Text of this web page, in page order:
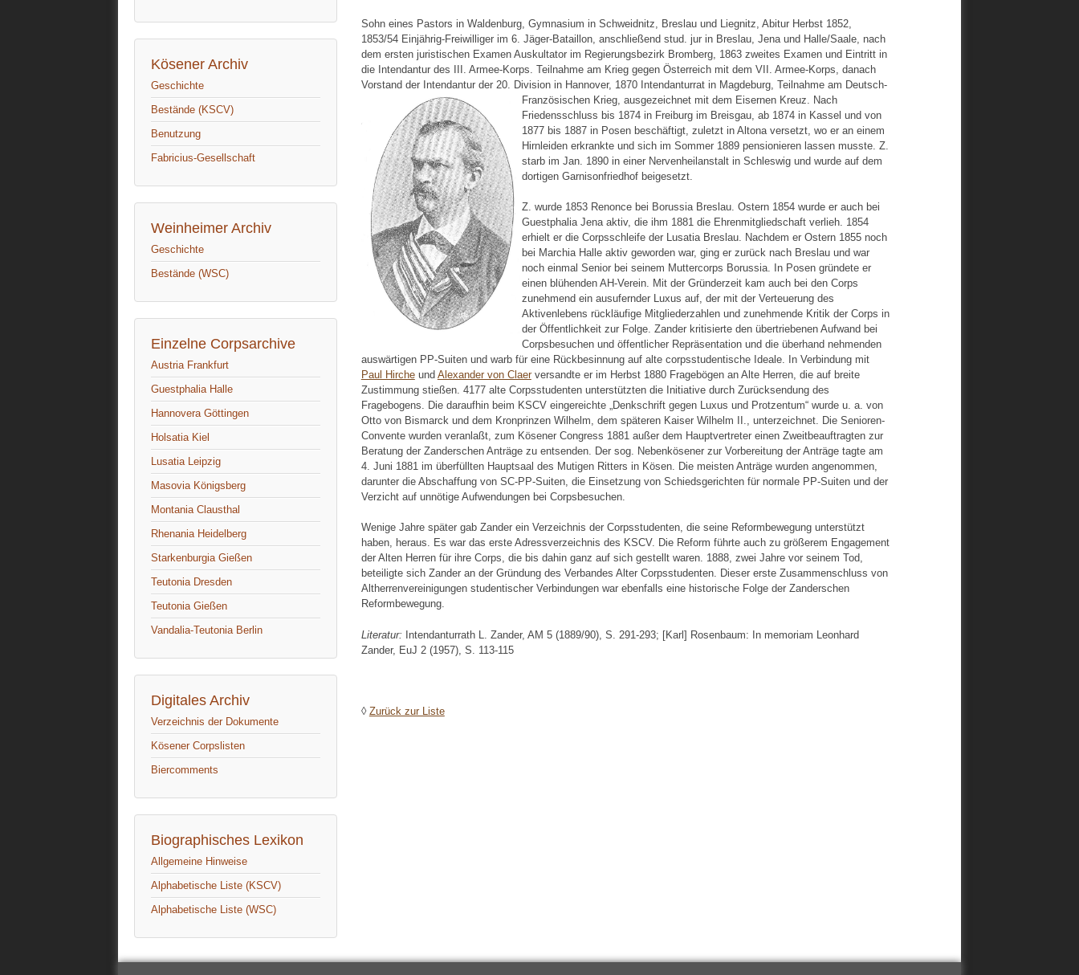
Kösener Archiv
Geschichte
Bestände (KSCV)
Benutzung
Fabricius-Gesellschaft
Weinheimer Archiv
Geschichte
Bestände (WSC)
Einzelne Corpsarchive
Austria Frankfurt
Guestphalia Halle
Hannovera Göttingen
Holsatia Kiel
Lusatia Leipzig
Masovia Königsberg
Montania Clausthal
Rhenania Heidelberg
Starkenburgia Gießen
Teutonia Dresden
Teutonia Gießen
Vandalia-Teutonia Berlin
Digitales Archiv
Verzeichnis der Dokumente
Kösener Corpslisten
Biercomments
Biographisches Lexikon
Allgemeine Hinweise
Alphabetische Liste (KSCV)
Alphabetische Liste (WSC)
Sohn eines Pastors in Waldenburg, Gymnasium in Schweidnitz, Breslau und Liegnitz, Abitur Herbst 1852,
1853/54 Einjährig-Freiwilliger im 6. Jäger-Bataillon, anschließend stud. jur in Breslau, Jena und Halle/Saale, nach
dem ersten juristischen Examen Auskultator im Regierungsbezirk Bromberg, 1863 zweites Examen und Eintritt in
die Intendantur des III. Armee-Korps. Teilnahme am Krieg gegen Österreich mit dem VII. Armee-Korps, danach
Vorstand der Intendantur der 20. Division in Hannover, 1870 Intendanturrat in Magdeburg, Teilnahme am Deutsch-
Französischen Krieg, ausgezeichnet mit dem Eisernen Kreuz. Nach
Friedensschluss bis 1874 in Freiburg im Breisgau, ab 1874 in Kassel und von
1877 bis 1887 in Posen beschäftigt, zuletzt in Altona versetzt, wo er an einem
Hirnleiden erkrankte und sich im Sommer 1889 pensionieren lassen musste. Z.
starb im Jan. 1890 in einer Nervenheilanstalt in Schleswig und wurde auf dem
dortigen Garnisonfriedhof beigesetzt.
Z. wurde 1853 Renonce bei Borussia Breslau. Ostern 1854 wurde er auch bei
Guestphalia Jena aktiv, die ihm 1881 die Ehrenmitgliedschaft verlieh. 1854
erhielt er die Corpsschleife der Lusatia Breslau. Nachdem er Ostern 1855 noch
bei Marchia Halle aktiv geworden war, ging er zurück nach Breslau und war
noch einmal Senior bei seinem Muttercorps Borussia. In Posen gründete er
einen blühenden AH-Verein. Mit der Gründerzeit kam auch bei den Corps
zunehmend ein ausufernder Luxus auf, der mit der Verteuerung des
Aktivenlebens rückläufige Mitgliederzahlen und zunehmende Kritik der Corps in
der Öffentlichkeit zur Folge. Zander kritisierte den übertriebenen Aufwand bei
Corpsbesuchen und öffentlicher Repräsentation und die überhand nehmenden
auswärtigen PP-Suiten und warb für eine Rückbesinnung auf alte corpsstudentische Ideale. In Verbindung mit
Paul Hircheund Alexander von Claerversandte er im Herbst 1880 Fragebögen an Alte Herren, die auf breite
Zustimmung stießen. 4177 alte Corpsstudenten unterstützten die Initiative durch Zurücksendung des
Fragebogens. Die daraufhin beim KSCV eingereichte „Denkschrift gegen Luxus und Protzentum“ wurde u. a. von
Otto von Bismarck und dem Kronprinzen Wilhelm, dem späteren Kaiser Wilhelm II., unterzeichnet. Die Senioren-
Convente wurden veranlaßt, zum Kösener Congress 1881 außer dem Hauptvertreter einen Zweitbeauftragten zur
Beratung der Zanderschen Anträge zu entsenden. Der sog. Nebenkösener zur Vorbereitung der Anträge tagte am
4. Juni 1881 im überfüllten Hauptsaal des Mutigen Ritters in Kösen. Die meisten Anträge wurden angenommen,
darunter die Abschaffung von SC-PP-Suiten, die Einsetzung von Schiedsgerichten für normale PP-Suiten und der
Verzicht auf unnötige Aufwendungen bei Corpsbesuchen.
Wenige Jahre später gab Zander ein Verzeichnis der Corpsstudenten, die seine Reformbewegung unterstützt
haben, heraus. Es war das erste Adressverzeichnis des KSCV. Die Reform führte auch zu größerem Engagement
der Alten Herren für ihre Corps, die bis dahin ganz auf sich gestellt waren. 1888, zwei Jahre vor seinem Tod,
beteiligte sich Zander an der Gründung des Verbandes Alter Corpsstudenten. Dieser erste Zusammenschluss von
Altherrenvereinigungen studentischer Verbindungen war ebenfalls eine historische Folge der Zanderschen
Reformbewegung.
Literatur: Intendanturrath L. Zander, AM 5 (1889/90), S. 291-293; [Karl] Rosenbaum: In memoriam Leonhard
Zander, EuJ 2 (1957), S. 113-115
◊ Zurück zur Liste